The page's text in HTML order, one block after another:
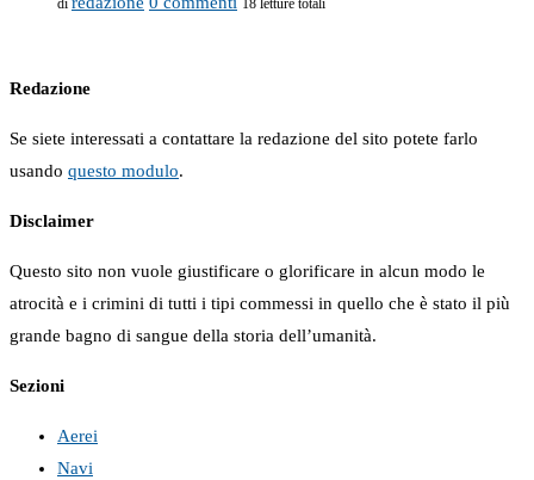
di 18 letture totali
Redazione
Se siete interessati a contattare la redazione del sito potete farlo
usando questo modulo.
Disclaimer
Questo sito non vuole giustificare o glorificare in alcun modo le
atrocità e i crimini di tutti i tipi commessi in quello che è stato il più
grande bagno di sangue della storia dell’umanità.
Sezioni
Aerei
Navi